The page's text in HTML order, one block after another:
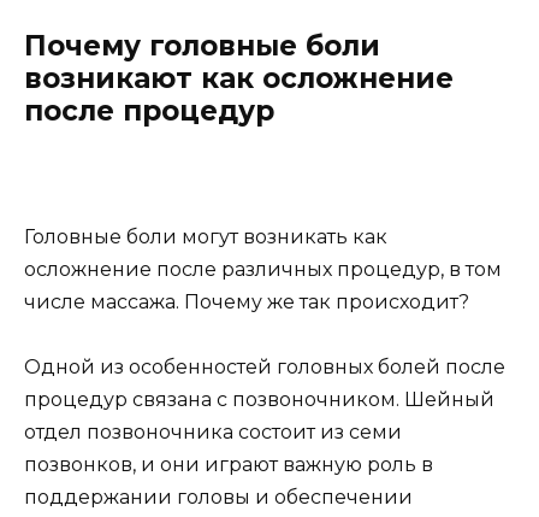
Почему головные боли
возникают как осложнение
после процедур
Головные боли могут возникать как
осложнение после различных процедур, в том
числе массажа. Почему же так происходит?
Одной из особенностей головных болей после
процедур связана с позвоночником. Шейный
отдел позвоночника состоит из семи
позвонков, и они играют важную роль в
поддержании головы и обеспечении